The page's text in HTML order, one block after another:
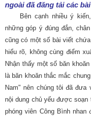
ngoài đã đăng tải các
Bên cạnh nhiều ý
những góp ý đúng đắn,
cũng có một số bài viết
hiểu rõ, không cùng điểm
Nhận thấy một số băn
là băn khoăn thắc mắc
Nam" nên chúng tôi đã đưa
nội dung chủ yếu được
phóng viên Công Bình